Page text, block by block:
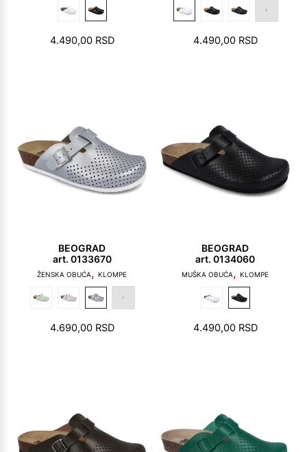
4.490,00 RSD 4.490,00 RSD
BEOGRAD
art. 0133670
ŽENSKA OBUĆA, KLOMPE
4.690,00 RSD
BEOGRAD
art. 0134060
MUŠKA OBUĆA, KLOMPE
4.490,00 RSD